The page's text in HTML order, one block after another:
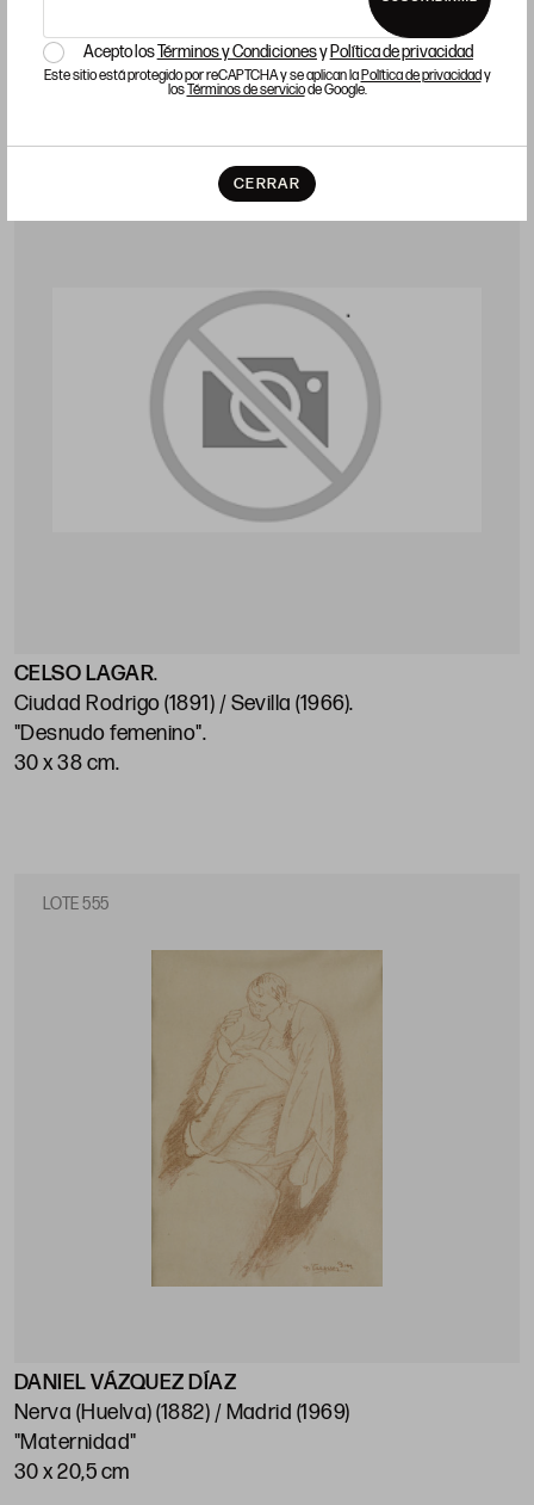
Acepto losTérminos y Condicionesy Política de privacidad
Este sitio está protegido por reCAPTCHA y se aplican laPolítica de privacidady
losTérminos de serviciode Google.
CERRAR
Precio salida 450 €
vendido
CELSO LAGAR.
Ciudad Rodrigo (1891) / Sevilla (1966).
"Desnudo femenino".
30 x 38 cm.
LOTE 555
DANIEL VÁZQUEZ DÍAZ
Nerva (Huelva) (1882) / Madrid (1969)
"Maternidad"
30 x 20,5 cm